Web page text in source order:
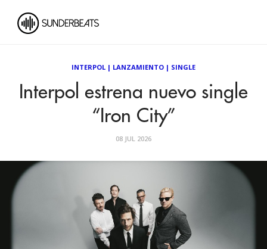
INTERPOL | LANZAMIENTO | SINGLE
Interpol estrena nuevo single
“Iron City”
08 JUL 2026